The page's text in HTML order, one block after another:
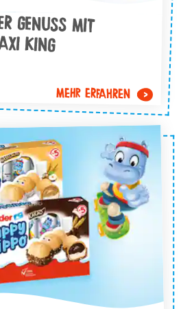
GENUSS MIT
KING
MEHR ERFAHREN